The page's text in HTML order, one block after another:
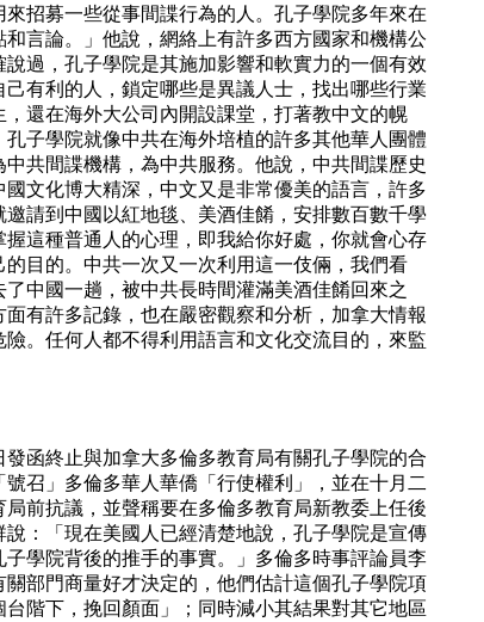
招募一些從事間諜行為的人。孔子學院多年來在
言論。」他說，網絡上有許多西方國家和機構公
過，孔子學院是其施加影響和軟實力的一個有效
有利的人，鎖定哪些是異議人士，找出哪些行業
還在海外大公司內開設課堂，打著教中文的幌
子學院就像中共在海外培植的許多其他華人團體
共間諜機構，為中共服務。他說，中共間諜歷史
文化博大精深，中文又是非常優美的語言，許多
請到中國以紅地毯、美酒佳餚，安排數百數千學
這種普通人的心理，即我給你好處，你就會心存
目的。中共一次又一次利用這一伎倆，我們看
中國一趟，被中共長時間灌滿美酒佳餚回來之
有許多記錄，也在嚴密觀察和分析，加拿大情報
。任何人都不得利用語言和文化交流目的，來監
函終止與加拿大多倫多教育局有關孔子學院的合
召」多倫多華人華僑「行使權利」，並在十月二
前抗議，並聲稱要在多倫多教育局新教委上任後
：「現在美國人已經清楚地說，孔子學院是宣傳
學院背後的推手的事實。」多倫多時事評論員李
部門商量好才決定的，他們估計這個孔子學院項
階下，挽回顏面」；同時減小其結果對其它地區